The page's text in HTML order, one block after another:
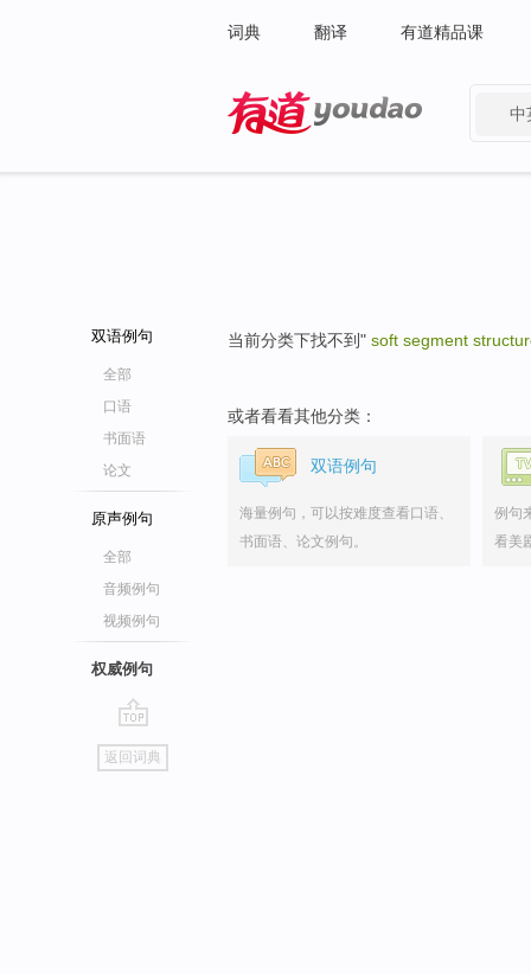
词典 翻译 有道精品课
中
双语例句
全部
口语
书面语
论文
原声例句
全部
音频例句
视频例句
权威例句
go
top
返回词典
当前分类下找不到" soft segment
或者看看其他分类：
双语例句
海量例句，可以按难度查看口语、
书面语、论文例句。
例句
看美